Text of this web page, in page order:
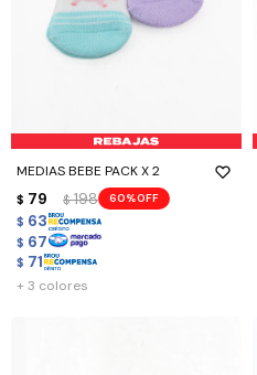
MEDIAS BEBE PACK X 2
$ 79 $ 198 60
$ 63
$ 67
$ 71
+ 3 colores